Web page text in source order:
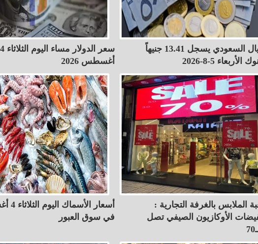
الريال السعودي يسجل 13.41 جنيهاً
الأربعاء 5-8-2026
سعر الدولار مساء اليوم الثلاثاء 4
أغسطس 2026
الملابس بالغرفة التجارية :
الأوكازيون الصيفي تصل
أسعار
في سوق العبور